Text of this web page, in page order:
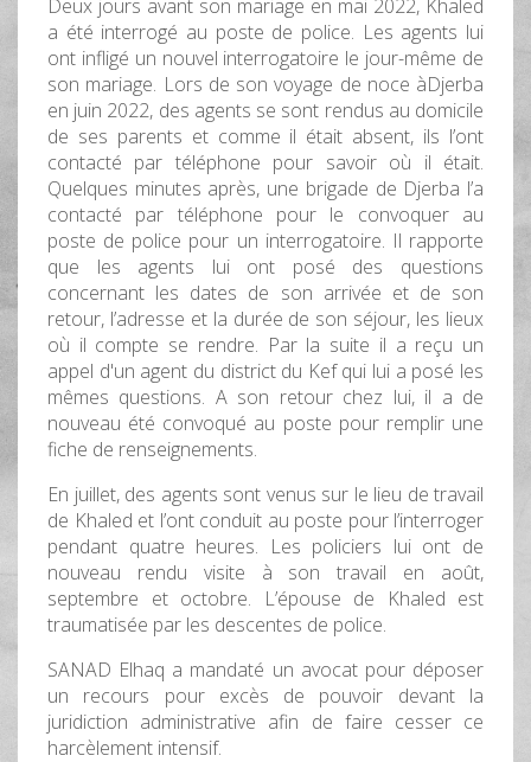
Deux jours avant son mariage en mai 2022, Khaled
a été interrogé au poste de police. Les agents lui
ont infligé un nouvel interrogatoire le jour-même de
son mariage. Lors de son voyage de noce àDjerba
en juin 2022, des agents se sont rendus au domicile
de ses parents et comme il était absent, ils l’ont
contacté par téléphone pour savoir où il était.
Quelques minutes après, une brigade de Djerba l’a
contacté par téléphone pour le convoquer au
poste de police pour un interrogatoire. Il rapporte
que les agents lui ont posé des questions
concernant les dates de son arrivée et de son
retour, l’adresse et la durée de son séjour, les lieux
où il compte se rendre. Par la suite il a reçu un
appel d'un agent du district du Kef qui lui a posé les
mêmes questions. A son retour chez lui, il a de
nouveau été convoqué au poste pour remplir une
fiche de renseignements.
En juillet, des agents sont venus sur le lieu de travail
de Khaled et l’ont conduit au poste pour l’interroger
pendant quatre heures. Les policiers lui ont de
nouveau rendu visite à son travail en août,
septembre et octobre. L’épouse de Khaled est
traumatisée par les descentes de police.
SANAD Elhaq a mandaté un avocat pour déposer
un recours pour excès de pouvoir devant la
juridiction administrative afin de faire cesser ce
harcèlement intensif.